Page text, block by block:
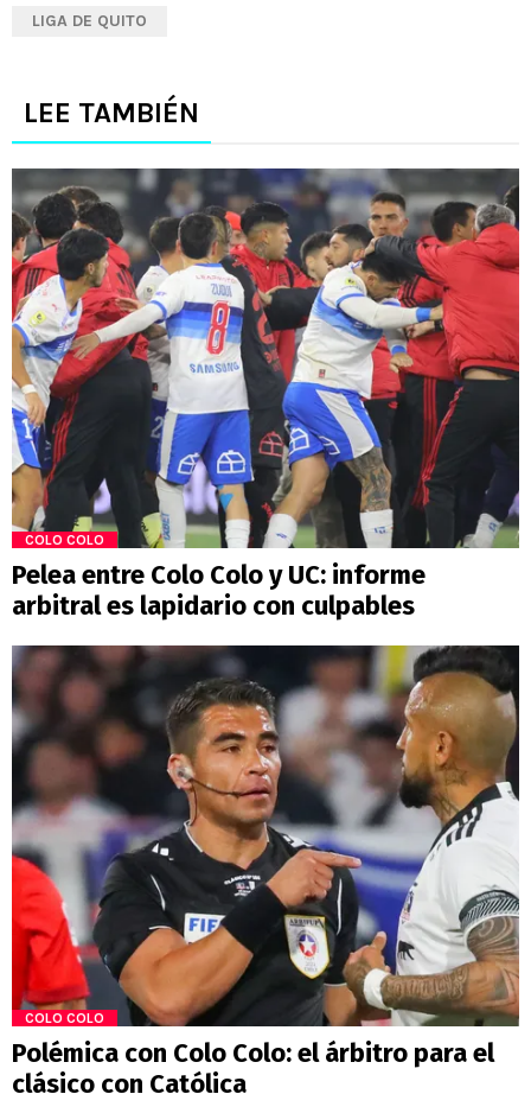
LIGA DE QUITO
LEE TAMBIÉN
COLO COLO
Pelea entre Colo Colo y UC: informe
arbitral es lapidario con culpables
COLO COLO
Polémica con Colo Colo: el árbitro para el
clásico con Católica